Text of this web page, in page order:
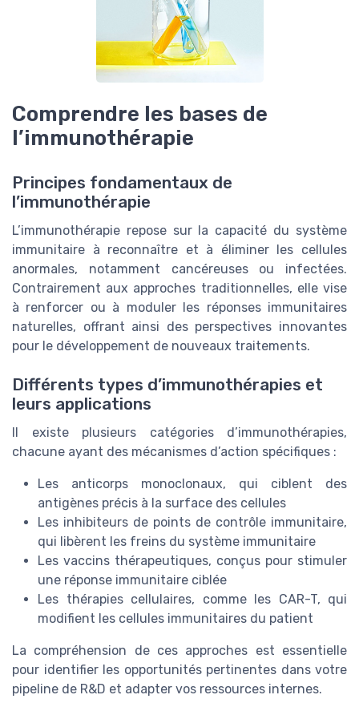
Comprendre les bases de
l’immunothérapie
Principes fondamentaux de
l’immunothérapie
L’immunothérapie repose sur la capacité du système
immunitaire à reconnaître et à éliminer les cellules
anormales, notamment cancéreuses ou infectées.
Contrairement aux approches traditionnelles, elle vise
à renforcer ou à moduler les réponses immunitaires
naturelles, offrant ainsi des perspectives innovantes
pour le développement de nouveaux traitements.
Différents types d’immunothérapies et
leurs applications
Il existe plusieurs catégories d’immunothérapies,
chacune ayant des mécanismes d’action spécifiques :
Les anticorps monoclonaux, qui ciblent des
antigènes précis à la surface des cellules
Les inhibiteurs de points de contrôle immunitaire,
qui libèrent les freins du système immunitaire
Les vaccins thérapeutiques, conçus pour stimuler
une réponse immunitaire ciblée
Les thérapies cellulaires, comme les CAR-T, qui
modifient les cellules immunitaires du patient
La compréhension de ces approches est essentielle
pour identifier les opportunités pertinentes dans votre
pipeline de R&D et adapter vos ressources internes.